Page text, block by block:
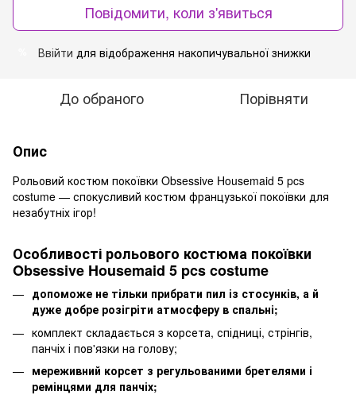
Повідомити, коли з'явиться
Ввійти для відображення накопичувальної знижки
До обраного Порівняти
Опис
Рольовий костюм покоївки Obsessive Housemaid 5 pcs
costume — спокусливий костюм французької покоївки для
незабутніх ігор!
Особливості рольового костюма покоївки
Obsessive Housemaid 5 pcs costume
допоможе не тільки прибрати пил із стосунків, а й
дуже добре розігріти атмосферу в спальні;
комплект складається з корсета, спідниці, стрінгів,
панчіх і пов'язки на голову;
мереживний корсет з регульованими бретелями і
ремінцями для панчіх;